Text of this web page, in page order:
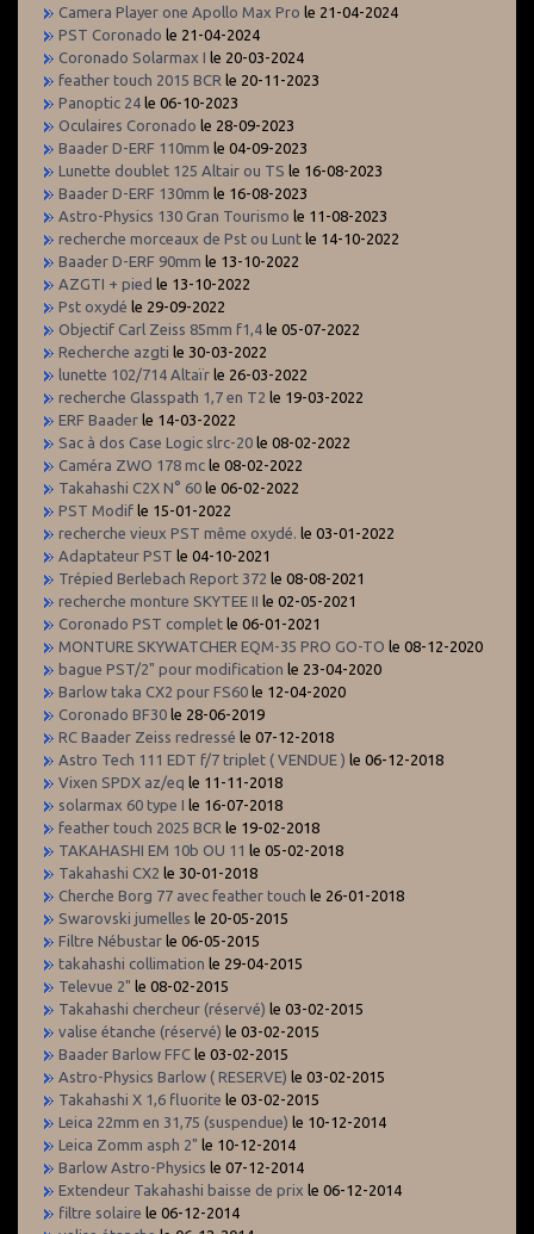
Camera Player one Apollo Max Pro le 21-04-2024
PST Coronado le 21-04-2024
Coronado Solarmax I le 20-03-2024
feather touch 2015 BCR le 20-11-2023
Panoptic 24 le 06-10-2023
Oculaires Coronado le 28-09-2023
Baader D-ERF 110mm le 04-09-2023
Lunette doublet 125 Altair ou TS le 16-08-2023
Baader D-ERF 130mm le 16-08-2023
Astro-Physics 130 Gran Tourismo le 11-08-2023
recherche morceaux de Pst ou Lunt le 14-10-2022
Baader D-ERF 90mm le 13-10-2022
AZGTI + pied le 13-10-2022
Pst oxydé le 29-09-2022
Objectif Carl Zeiss 85mm f1,4 le 05-07-2022
Recherche azgti le 30-03-2022
lunette 102/714 Altaïr le 26-03-2022
recherche Glasspath 1,7 en T2 le 19-03-2022
ERF Baader le 14-03-2022
Sac à dos Case Logic slrc-20 le 08-02-2022
Caméra ZWO 178 mc le 08-02-2022
Takahashi C2X N° 60 le 06-02-2022
PST Modif le 15-01-2022
recherche vieux PST même oxydé. le 03-01-2022
Adaptateur PST le 04-10-2021
Trépied Berlebach Report 372 le 08-08-2021
recherche monture SKYTEE II le 02-05-2021
Coronado PST complet le 06-01-2021
MONTURE SKYWATCHER EQM-35 PRO GO-TO le 08-12-2020
bague PST/2" pour modification le 23-04-2020
Barlow taka CX2 pour FS60 le 12-04-2020
Coronado BF30 le 28-06-2019
RC Baader Zeiss redressé le 07-12-2018
Astro Tech 111 EDT f/7 triplet ( VENDUE ) le 06-12-2018
Vixen SPDX az/eq le 11-11-2018
solarmax 60 type I le 16-07-2018
feather touch 2025 BCR le 19-02-2018
TAKAHASHI EM 10b OU 11 le 05-02-2018
Takahashi CX2 le 30-01-2018
Cherche Borg 77 avec feather touch le 26-01-2018
Swarovski jumelles le 20-05-2015
Filtre Nébustar le 06-05-2015
takahashi collimation le 29-04-2015
Televue 2" le 08-02-2015
Takahashi chercheur (réservé) le 03-02-2015
valise étanche (réservé) le 03-02-2015
Baader Barlow FFC le 03-02-2015
Astro-Physics Barlow ( RESERVE) le 03-02-2015
Takahashi X 1,6 fluorite le 03-02-2015
Leica 22mm en 31,75 (suspendue) le 10-12-2014
Leica Zomm asph 2" le 10-12-2014
Barlow Astro-Physics le 07-12-2014
Extendeur Takahashi baisse de prix le 06-12-2014
filtre solaire le 06-12-2014